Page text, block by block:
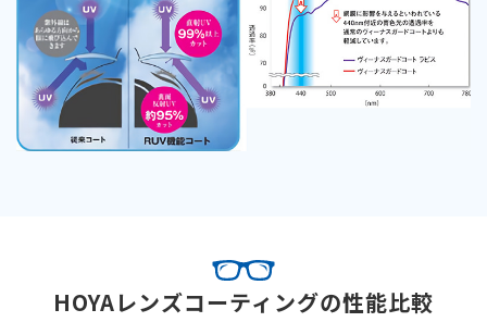
HOYAレンズコーティングの性能比較